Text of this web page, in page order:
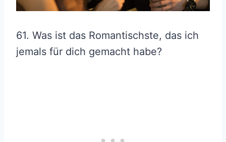
61. Was ist das Romantischste, das ich
jemals für dich gemacht habe?